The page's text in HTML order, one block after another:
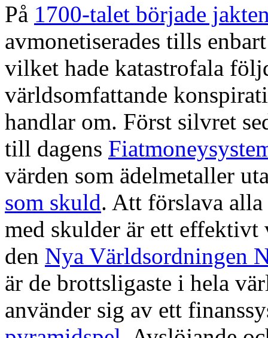
På 1700-talet började
avmonetiserades tills
vilket hade katastrofala
världsomfattande
handlar om. Först silvret
till dagens
värden som ädelmetaller
som skuld. Att förslava
med skulder är ett effektivt
den Nya Världsordningen
är de brottsligaste i hela
använder sig av ett